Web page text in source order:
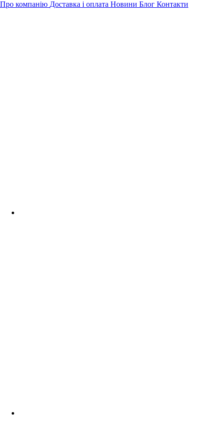
Про компанію Доставка і оплата Новини Блог Контакти